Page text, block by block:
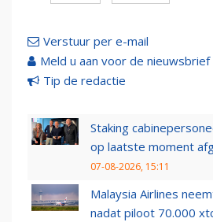
Verstuur per e-mail
Meld u aan voor de nieuwsbrief
Tip de redactie
Staking
op laatste moment
07-08-2026, 15:11
Malaysia Airlines
nadat piloot 70.000